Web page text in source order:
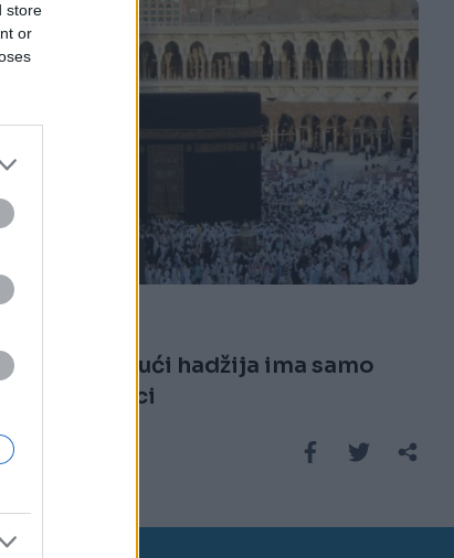
store
or
budući hadžija ima samo
mjeseci
više